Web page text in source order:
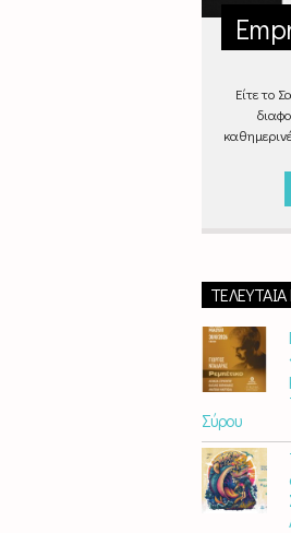
Είτε το
μέρες
Σύρου